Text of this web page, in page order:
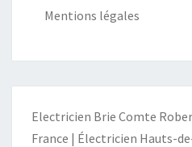
Mentions légales
Electricien Brie Comte
France | Électricien Hauts-